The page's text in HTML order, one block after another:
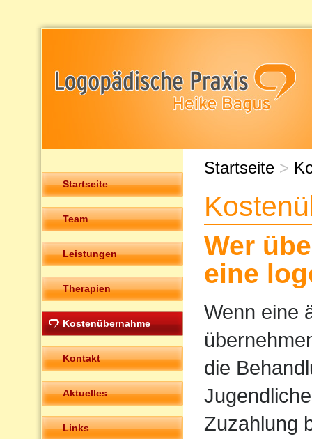
Startseite
Team
Leistungen
Therapien
Kostenübernahme
Kontakt
Aktuelles
Links
Startseite >
Wer
eine
Wenn eine
die
Zuzahlung